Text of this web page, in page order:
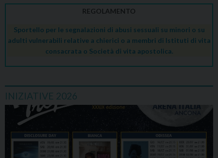
REGOLAMENTO
Sportello per le segnalazioni di abusi sessuali su minori o su
adulti vulnerabili relative a chierici o a membri di Istituti di vita
consacrata o Società di vita apostolica.
INIZIATIVE 2026